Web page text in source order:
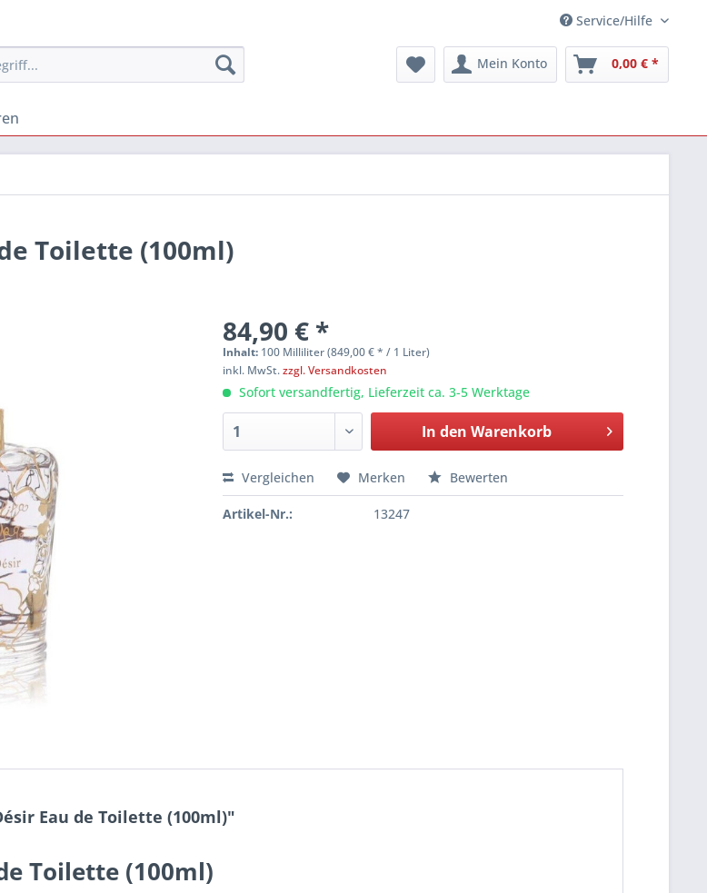
Service/Hilfe
Mein Konto 0,00 € *
Toilette (100ml)
84,90 € *
Inhalt: 100 Milliliter (849,00 € * / 1 Liter)
inkl. MwSt.zzgl. Versandkosten
Sofort versandfertig, Lieferzeit ca. 3-5 Werktage
In den Warenkorb
Vergleichen Merken Bewerten
Artikel-Nr.: 13247
Eau de Toilette (100ml)"
Toilette (100ml)